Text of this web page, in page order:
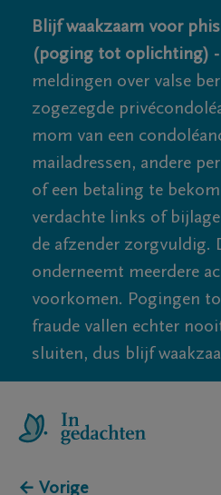
Blijf waakzaam voor
(poging tot oplichting) -
meldingen over valse
zogezegde
mom van een
mailadressen, andere
of een betaling te
verdachte links of
de afzender zorgvuldig.
onderneemt meerdere
voorkomen. Pogingen
fraude vallen echter
sluiten, dus blijf
← Vorige